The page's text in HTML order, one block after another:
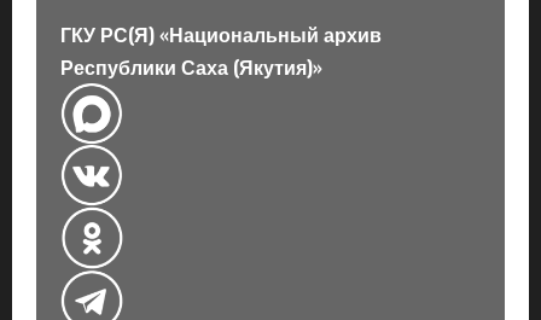
ГКУ РС(Я) «Национальный архив
Республики Саха (Якутия)»